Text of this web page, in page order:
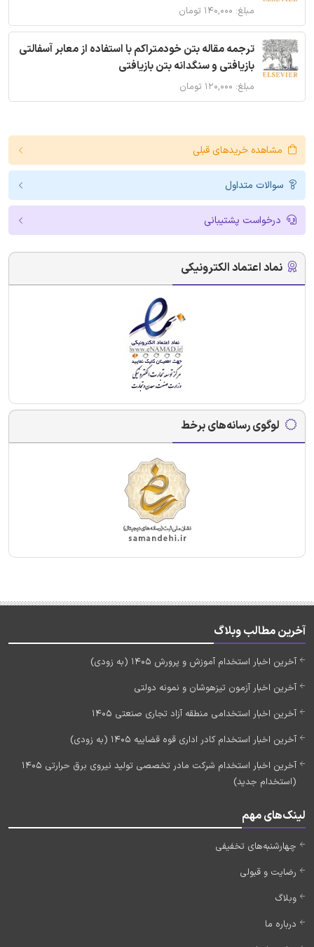
مبلغ: ۱۴۰,۰۰۰ تومان
ترجمه مقاله بتن خودمتراکم با استفاده از معابر آسفالتی
بازیافتی و سنگدانه بتن بازیافتی
مبلغ: ۱۲۰,۰۰۰ تومان
مشاهده خریدهای قبلی
سوالات متداول
درخواست پشتیبانی
نماد اعتماد الکترونیکی
لوگوی رسانه‌های برخط
آخرین مطالب وبلاگ
آخرین اخبار استخدام آموزش و پرورش 1405 (به زودی)
آخرین اخبار آزمون تیزهوشان و نمونه دولتی
آخرین اخبار استخدامی منطقه آزاد تجاری صنعتی 1405
آخرین اخبار استخدام کادر اداری قوه قضاییه 1405 (به زودی)
آخرین اخبار استخدام شرکت مادر تخصصی تولید نیروی برق حرارتی 1405
(استخدام جدید)
لینک‌های مهم
چهارشنبه‌های تخفیفی
رضایت و قبولی
وبلاگ
درباره ما